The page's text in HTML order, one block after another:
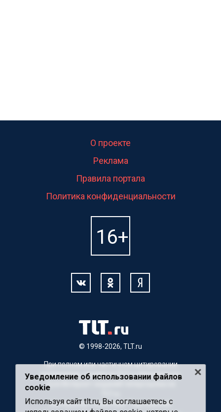
© 1998-2026, TLT.ru
О проекте
Реклама
Правила портала
Политика конфиденциальности
При полном или частичном цитировании
материалов, ссылка на TLT.ru обязательна.
Для Интернет-изданий гиперссылка на
Материалы с пометкой "Партнерский
Уведомление об использовании файлов
cookie
Используя сайт tlt.ru, Вы соглашаетесь с